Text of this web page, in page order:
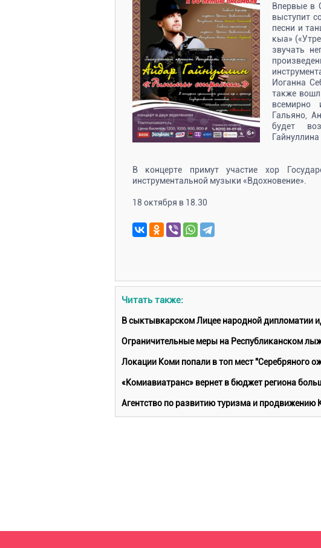
Впервые в
выступит
песни и
кыа»
звучать
Иоганна
также
всемирно
Гальяно,
будет
Гайнуллина
В концерте примут участие хор
инструментальной музыки «Вдохновение».
18 октября в 18.30
Читать также:
В сыктывкарском Лицее народной дипломатии
Ограничительные меры на Республиканском
Локации Коми попали в топ мест "Серебряного
«Комиавиатранс» вернет в бюджет региона
Агентство по развитию туризма и продвижению